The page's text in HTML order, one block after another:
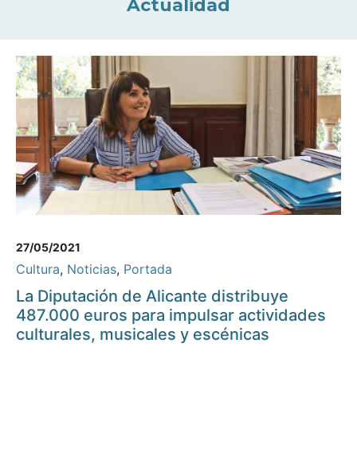
Actualidad
27/05/2021
Cultura, Noticias, Portada
La Diputación de Alicante distribuye
487.000 euros para impulsar actividades
culturales, musicales y escénicas